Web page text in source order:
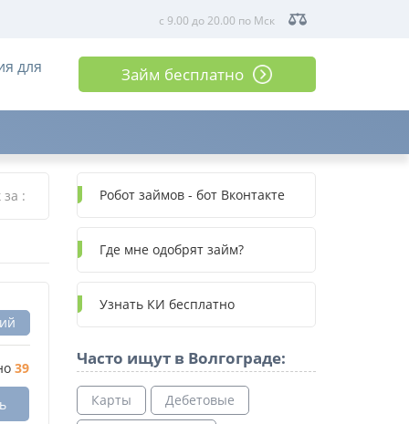
с 9.00 до 20.00 по Мск
для
Займ бесплатно
за :
39
Робот займов - бот Вконтакте
Где мне одобрят займ?
Узнать КИ бесплатно
Часто ищут в Волгограде:
Карты
Дебетовые